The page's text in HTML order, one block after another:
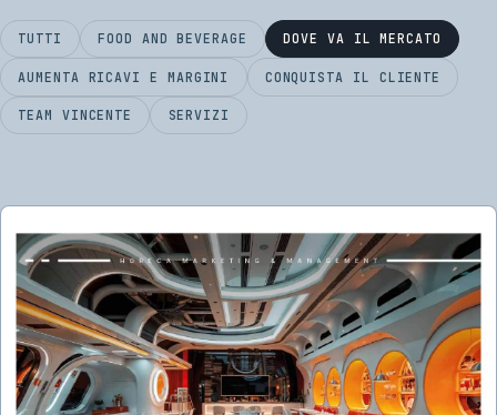
TUTTI FOOD AND BEVERAGE DOVE VA IL MERCATO
AUMENTA RICAVI E MARGINI CONQUISTA IL CLIENTE
TEAM VINCENTE SERVIZI